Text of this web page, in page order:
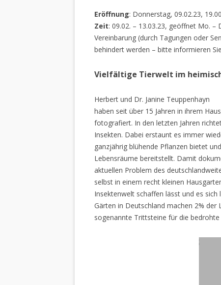
Eröffnung: Donnerstag, 09.02.23,
Zeit: 09.02. – 13.03.23, geöffnet Mo. –
Vereinbarung (durch Tagungen oder
behindert werden – bitte informieren
Vielfältige Tierwelt im
Herbert und Dr. Janine Teuppenhayn
haben seit über 15 Jahren in ihrem
fotografiert. In den letzten Jahren
Insekten. Dabei erstaunt es immer
ganzjährig blühende Pflanzen bietet
Lebensräume bereitstellt. Damit
aktuellen Problem des
selbst in einem recht kleinen
Insektenwelt schaffen lässt und es
Gärten in Deutschland machen 2%
sogenannte Trittsteine für die